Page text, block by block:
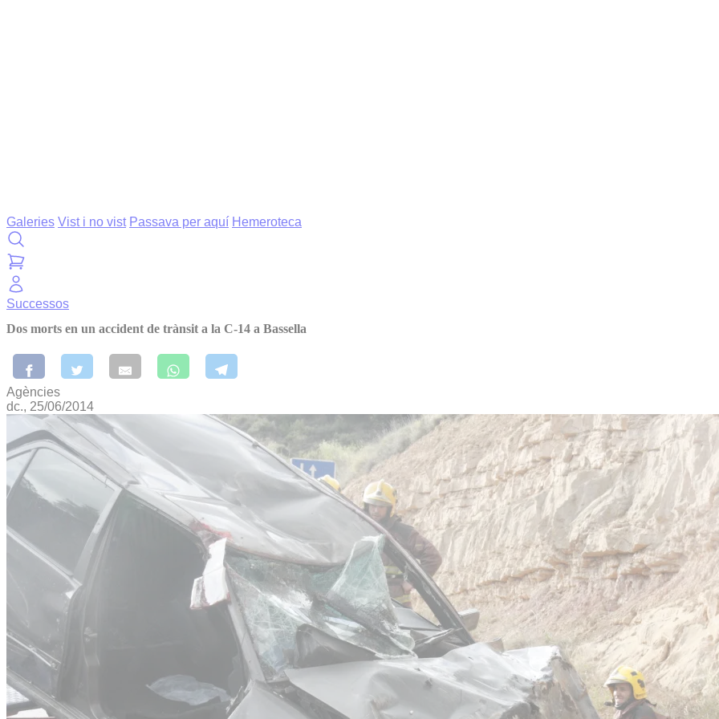
Galeries Vist i no vist Passava per aquí Hemeroteca
Successos
Dos morts en un accident de trànsit a la C-14 a Bassella
Agències
dc., 25/06/2014